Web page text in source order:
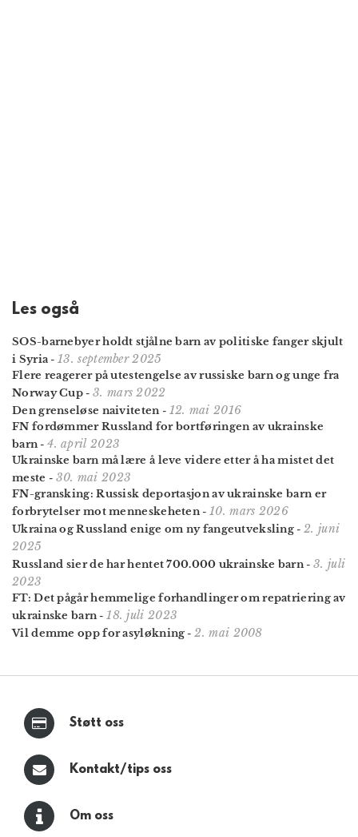
Les også
SOS-barnebyer holdt stjålne barn av politiske fanger skjult
i Syria -13. september 2025
Flere reagerer på utestengelse av russiske barn og unge fra
Norway Cup -3. mars 2022
Den grenseløse naiviteten- 12. mai 2016
FN fordømmer Russland for bort­føringen av ukrainske
barn-4. april 2023
Ukrainske barn må lære å leve videre etter å ha mistet det
meste - 30. mai 2023
FN-gransking: Russisk deportasjon av ukrainske barn er
forbrytelser mot menneskeheten-10. mars 2026
Ukraina og Russland enige om ny fangeutveksling -2. juni
2025
Russland sier de har hentet 700.000 ukrainske barn- 3. juli
2023
FT: Det pågår hemmelige forhandlinger om repatriering av
ukrainske barn-18. juli 2023
Vil demme opp for asyløkning -2. mai 2008
Støtt oss
Kontakt/tips oss
Om oss